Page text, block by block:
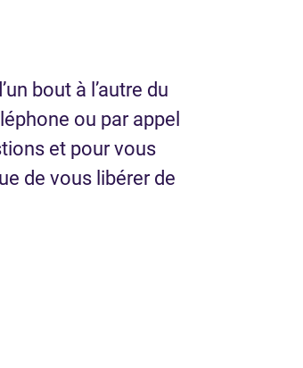
bout à l’autre du
ou par appel
et pour vous
de vous libérer de